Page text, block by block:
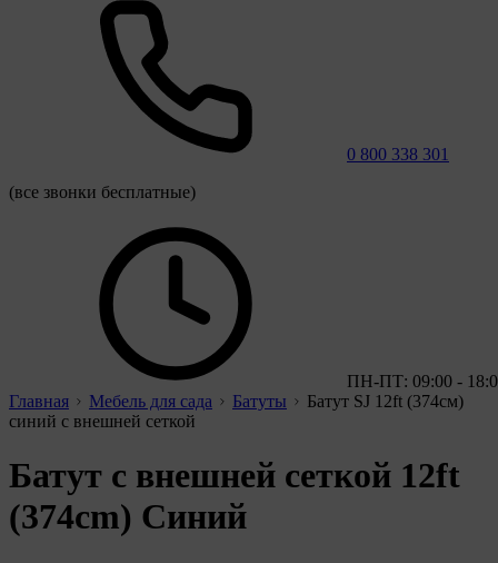
0 800 338 301
(все звонки бесплатные)
ПН-ПТ: 09:00 -
Главная
Мебель для сада Батуты
Батут SJ 12ft (374см)
синий с внешней сеткой
Батут с внешней сеткой 12ft
(374cm) Синий